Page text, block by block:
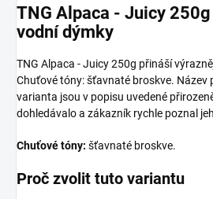
TNG Alpaca - Juicy
vodní dýmky
TNG Alpaca - Juicy 250g přináší
Chuťové tóny: šťavnaté broskve. Název
varianta jsou v popisu uvedené
dohledávalo a zákazník rychle poznal
Chuťové tóny: šťavnaté broskve.
Proč zvolit tuto variantu